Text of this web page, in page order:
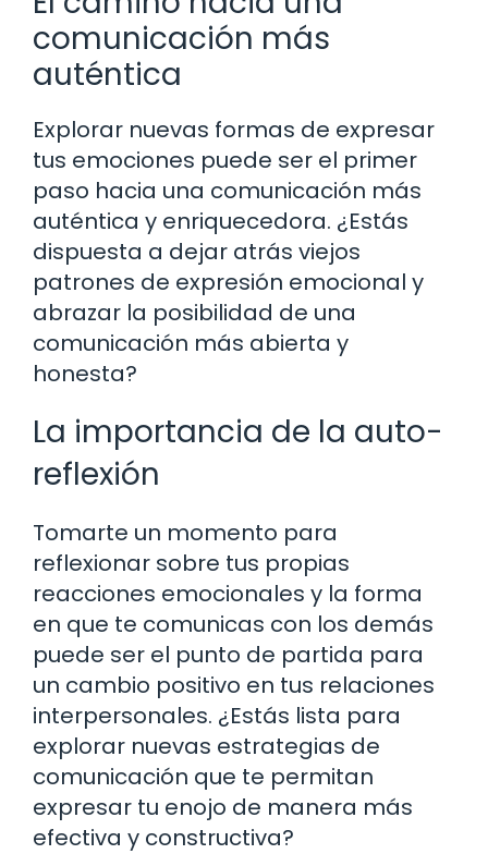
comunicación más
auténtica
Explorar nuevas formas de expresar
tus emociones puede ser el primer
paso hacia una comunicación más
auténtica y enriquecedora. ¿Estás
dispuesta a dejar atrás viejos
patrones de expresión emocional y
abrazar la posibilidad de una
comunicación más abierta y
honesta?
La importancia de la auto-
reflexión
Tomarte un momento para
reflexionar sobre tus propias
reacciones emocionales y la forma
en que te comunicas con los demás
puede ser el punto de partida para
un cambio positivo en tus relaciones
interpersonales. ¿Estás lista para
explorar nuevas estrategias de
comunicación que te permitan
expresar tu enojo de manera más
efectiva y constructiva?